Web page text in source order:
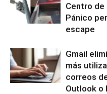
Centro de
Pánico
escape
Gmail
más
correos
Outlook o